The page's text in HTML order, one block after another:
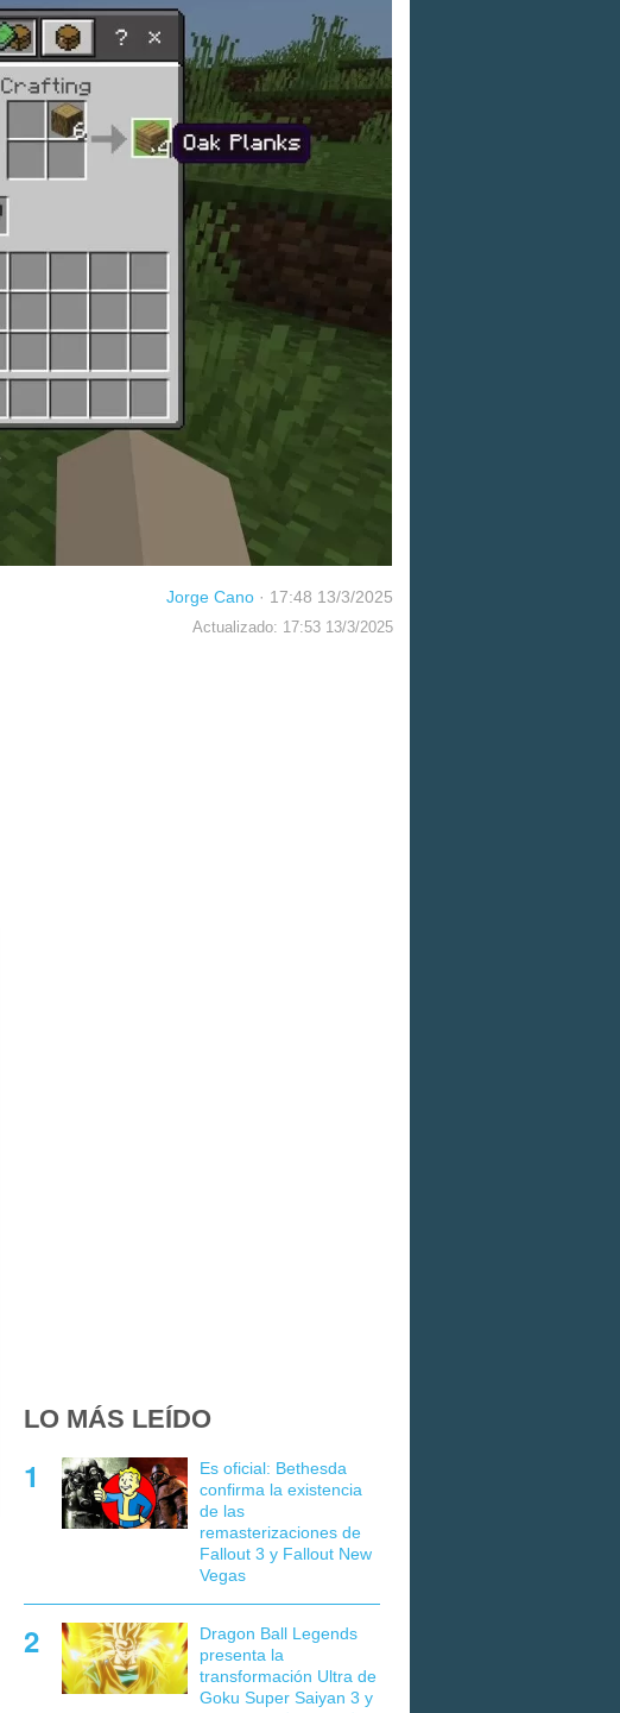
Jorge Cano · 17:48 13/3/2025
Actualizado: 17:53 13/3/2025
LO MÁS LEÍDO
Es oficial: Bethesda
confirma la existencia
de las
remasterizaciones de
Fallout 3 y Fallout New
Vegas
Dragon Ball Legends
presenta la
transformación Ultra de
Goku Super Saiyan 3 y